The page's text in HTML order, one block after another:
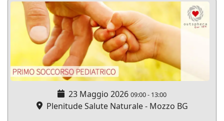
23 Maggio 2026 09:00- 13:00
Plenitude Salute Naturale - Mozzo BG